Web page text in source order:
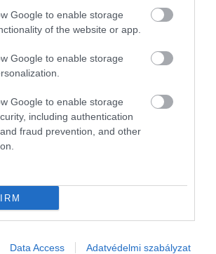
Google to enable storage
of the website or app.
Google to enable storage
Google to enable storage
including authentication
fraud prevention, and other
Data Access Adatvédelmi szabályzat
előszeretettel utazunk
várakozással töltött hosszú
utazók idegeit is próbára
Smith pilóta szerint ilyen
magunknak és
is szívességet teszünk
maradunk.
pilóta szerint
sokkal nyugodtabb